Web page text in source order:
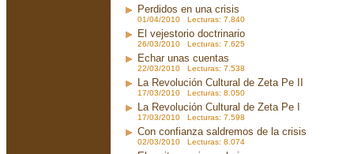
Perdidos en una crisis
01/04/2010 Lecturas: 7.840
El vejestorio doctrinario
26/03/2010 Lecturas: 7.625
Echar unas cuentas
22/03/2010 Lecturas: 7.538
La Revolución Cultural de Zeta Pe II
17/03/2010 Lecturas: 8.050
La Revolución Cultural de Zeta Pe I
17/03/2010 Lecturas: 7.598
Con confianza saldremos de la crisis
02/03/2010 Lecturas: 8.074